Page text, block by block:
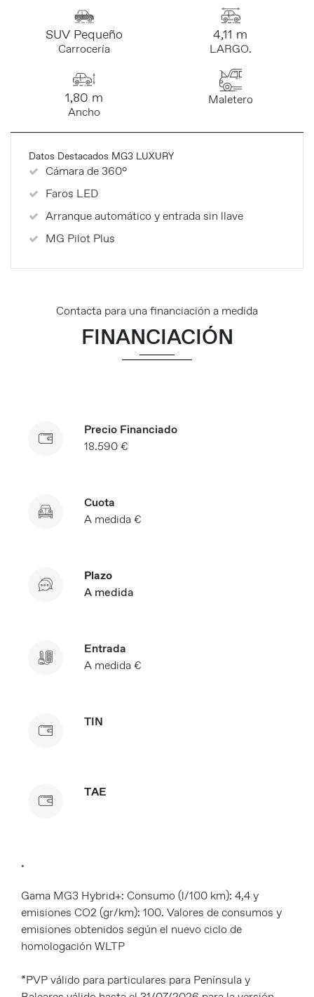
SUV Pequeño
Carrocería
4,11 m
LARGO.
1,80 m
Ancho
Maletero
Datos Destacados MG3 LUXURY
Cámara de 360°
Faros LED
Arranque automático y entrada sin llave
MG Pilot Plus
Contacta para una financiación a medida
FINANCIACIÓN
Precio Financiado
18.590 €
Cuota
A medida €
Plazo
A medida
Entrada
A medida €
TIN
TAE
*
Gama MG3 Hybrid+: Consumo (l/100 km): 4,4 y
emisiones CO2 (gr/km): 100. Valores de consumos y
emisiones obtenidos según el nuevo ciclo de
homologación WLTP​
*PVP válido para particulares para Península y